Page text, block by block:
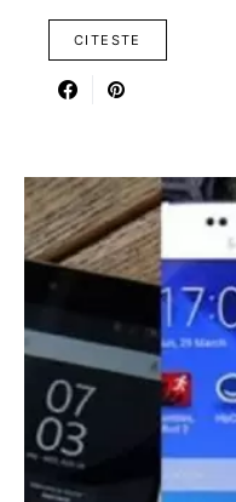
CITESTE